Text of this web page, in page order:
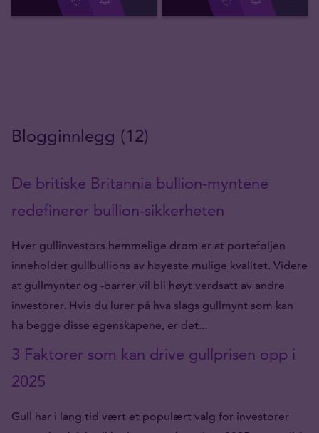
Blogginnlegg (12)
De britiske Britannia bullion-myntene
redefinerer bullion-sikkerheten
Hver gullinvestors hemmelige drøm er at porteføljen
inneholder gullbullions av høyeste mulige kvalitet. Videre
at gullmynter og -barrer vil bli høyt verdsatt av andre
investorer. Hvis du lurer på hva slags gullmynt som kan
ha begge disse egenskapene, er det...
3 Faktorer som kan drive gullprisen opp i
2025
Gull har i lang tid vært et populært valg for investorer